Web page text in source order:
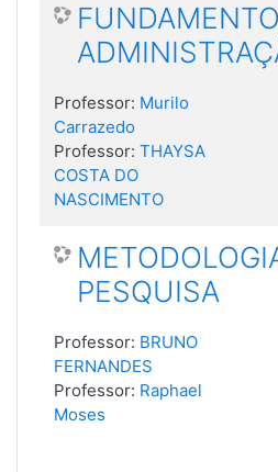
Professor: Murilo
Carrazedo
Professor: THAYSA
COSTA DO
NASCIMENTO
PESQUISA
Professor: BRUNO
FERNANDES
Professor: Raphael
Moses